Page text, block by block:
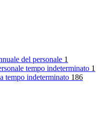
del personale 1
tempo indeterminato 1
tempo indeterminato 186